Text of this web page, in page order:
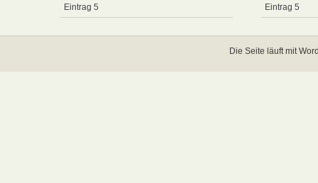
Eintrag 5 Eintrag 5
Die Seite läuft mit